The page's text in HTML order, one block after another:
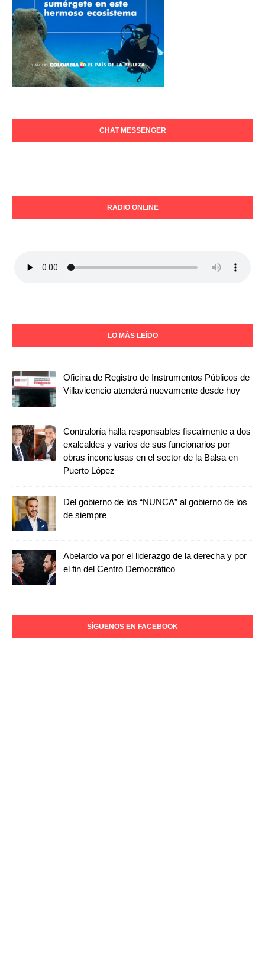
CHAT MESSENGER
RADIO ONLINE
LO MÁS LEÍDO
Oficina de Registro de Instrumentos Públicos de
Villavicencio atenderá nuevamente desde hoy
Contraloría halla responsables fiscalmente a dos
exalcaldes y varios de sus funcionarios por
obras inconclusas en el sector de la Balsa en
Puerto López
Del gobierno de los “NUNCA” al gobierno de los
de siempre
Abelardo va por el liderazgo de la derecha y por
el fin del Centro Democrático
SÍGUENOS EN FACEBOOK